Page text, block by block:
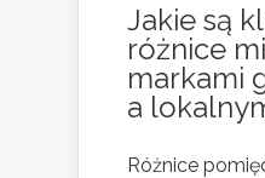
Jakie są
różnice
markami
a
Różnice